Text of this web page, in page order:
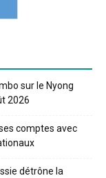
sur le Nyong
2026
comptes avec
détrône la